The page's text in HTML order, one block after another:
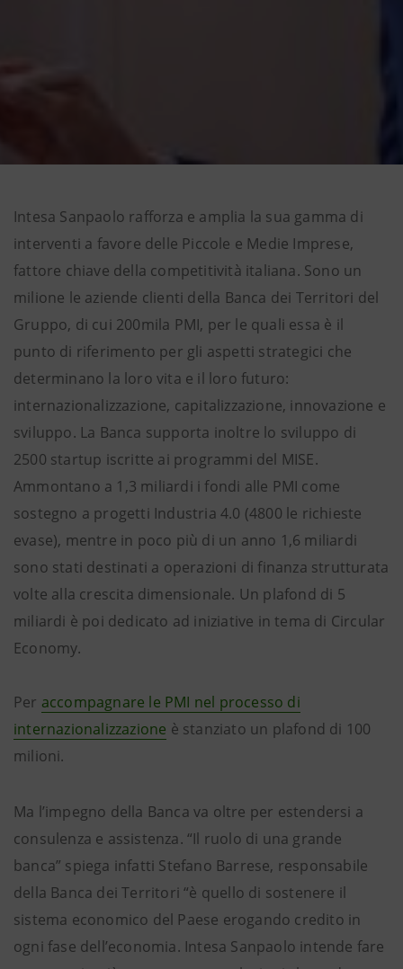
Intesa Sanpaolo rafforza e amplia la sua gamma di
interventi a favore delle Piccole e Medie Imprese,
fattore chiave della competitività italiana. Sono un
milione le aziende clienti della Banca dei Territori del
Gruppo, di cui 200mila PMI, per le quali essa è il
punto di riferimento per gli aspetti strategici che
determinano la loro vita e il loro futuro:
internazionalizzazione, capitalizzazione, innovazione e
sviluppo. La Banca supporta inoltre lo sviluppo di
2500 startup iscritte ai programmi del MISE.
Ammontano a 1,3 miliardi i fondi alle PMI come
sostegno a progetti Industria 4.0 (4800 le richieste
evase), mentre in poco più di un anno 1,6 miliardi
sono stati destinati a operazioni di finanza strutturata
volte alla crescita dimensionale. Un plafond di 5
miliardi è poi dedicato ad iniziative in tema di Circular
Economy.
Per accompagnare le PMI nel processo di
internazionalizzazione è stanziato un plafond di 100
milioni.
Ma l’impegno della Banca va oltre per estendersi a
consulenza e assistenza. “Il ruolo di una grande
banca” spiega infatti Stefano Barrese, responsabile
della Banca dei Territori “è quello di sostenere il
sistema economico del Paese erogando credito in
ogni fase dell’economia. Intesa Sanpaolo intende fare